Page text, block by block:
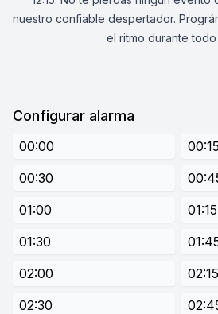
nuestro confiable despertador.
el ritmo durante todo
Configurar alarma
00:00
00:15
00:30
01:00
01:15
01:30
02:00
02:15
02:30